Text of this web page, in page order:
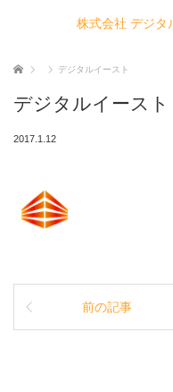
株式会社 デジタ
ホーム デジタルイースト
デジタルイースト
2017.1.12
前の記事